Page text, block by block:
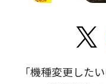
「機種変更したい